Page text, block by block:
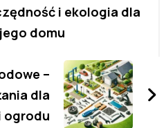
i ekologia dla
domu
–
dla
ogrodu